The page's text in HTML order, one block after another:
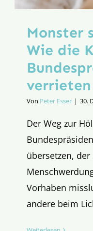
Monster
Wie die
verrieten
Von Peter Esser | 30.
Der Weg zur
übersetzen,
Vorhaben
andere beim